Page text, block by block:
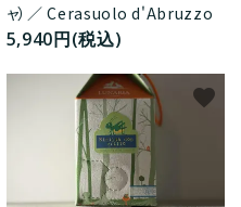
ャ）／ Cerasuolo d'Abruzzo
5,940円(税込)
favorite